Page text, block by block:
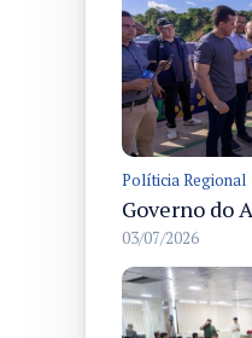
Políticia Regional
03/07/2026